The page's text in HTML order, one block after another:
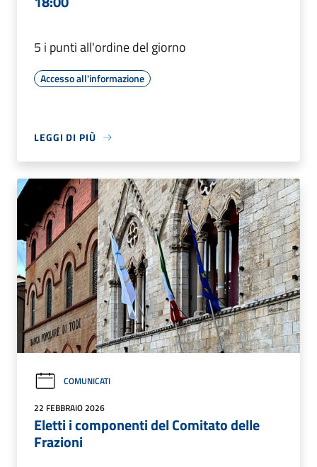
5 i punti all'ordine del giorno
Accesso all'informazione
LEGGI DI PIÙ
COMUNICATI
22 FEBBRAIO 2026
Eletti i componenti del Comitato delle
Frazioni